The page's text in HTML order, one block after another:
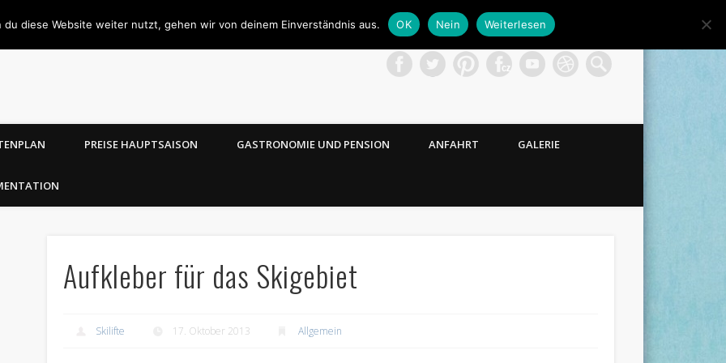
PREISE HAUPTSAISON GASTRONOMIE UND PENSION ANFAHRT GALERIE
Aufkleber für das Skigebiet
Skilifte 17. Oktober 2013 Allgemein
du diese Website weiter nutzt, gehen wir von deinem Einverständnis aus. OK Nein Weiterlesen